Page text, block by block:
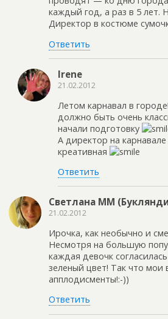
каждый год, а раз в 5
Директор в костюме
Ответить
Irene
21.02.2012
Летом карнавал в
должно быть очень
начали подготовку
А директор на
креативная
Ответить
Светлана ММ
21.02.2012
Ирочка, как необычно и
Несмотря на большую
каждая девочк
зеленый цвет! Так что мои
апплодисменты!:-))
Ответить